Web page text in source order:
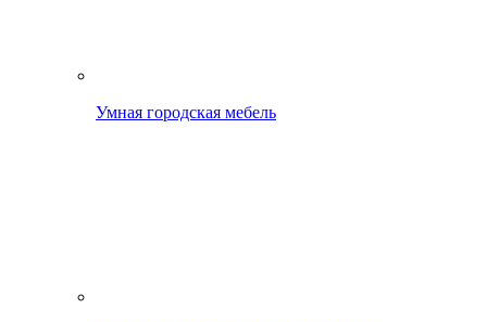
Умная городская мебель